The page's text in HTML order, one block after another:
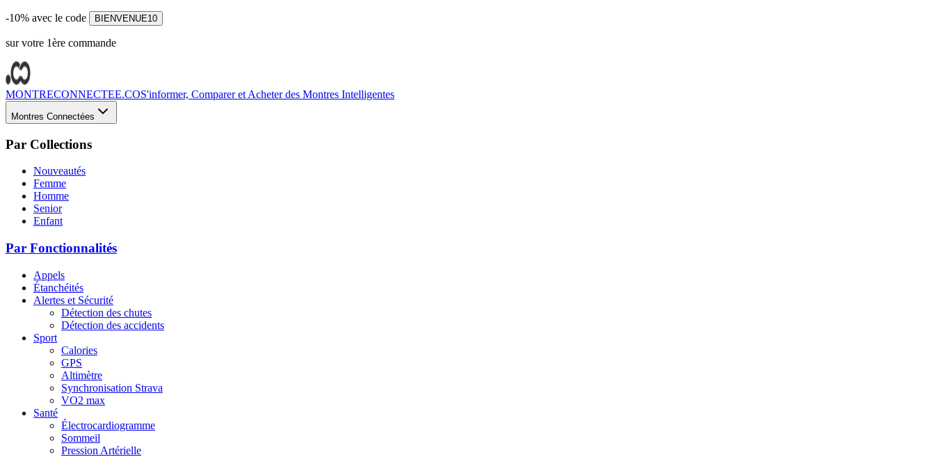
-10% avec le code BIENVENUE10
sur votre 1ère commande
MONTRECONNECTEE.COS'informer, Comparer et Acheter des Montres Intelligentes
Montres Connectées
Par Collections
Nouveautés
Femme
Homme
Senior
Enfant
Par Fonctionnalités
Appels
Étanchéités
Alertes et Sécurité
Détection des chutes
Détection des accidents
Sport
Calories
GPS
Altimètre
Synchronisation Strava
VO2 max
Santé
Électrocardiogramme
Sommeil
Pression Artérielle